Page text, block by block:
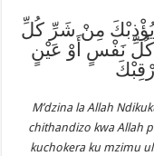
مِنْ شَرِّ كُلِّ
نَفْسٍ أَوْ عَيْنٍ
M’dzina la Allah
chithandizo kwa Allah
kuchokera ku mzimu